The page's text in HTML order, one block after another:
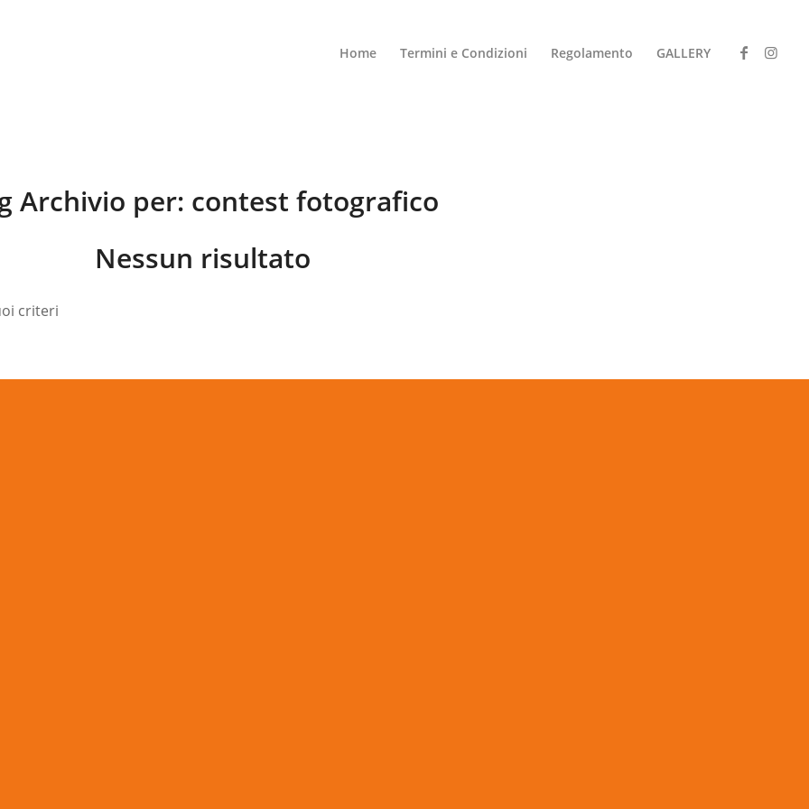
Home Termini e Condizioni Regolamento GALLERY
Archivio per: contest fotografico
Nessun risultato
criteri